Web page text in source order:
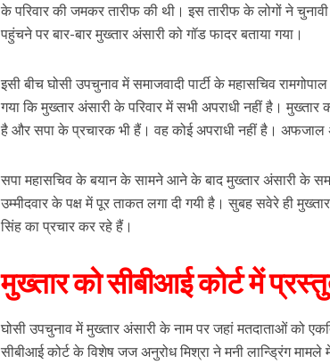
के परिवार की जमकर तारीफ की थी। इस तारीफ के लोगों ने
पहुंचने पर बार-बार मुख्तार अंसारी को गॉड फादर बताया गया।
इसी बीच घोसी उपचुनाव में समाजवादी पार्टी के महासचिव
गया कि मुख्तार अंसारी के परिवार में सभी अपराधी नहीं है। मुख्तार
है और सपा के प्रचारक भी हैं। वह कोई अपराधी नहीं है। अफजाल
सपा महासचिव के बयान के सामने आने के बाद मुख्तार अंसारी के
उम्मीदवार के पक्ष में पूर ताकत लगा दी गयी है। सुबह सवेरे ही
सिंह का प्रचार कर रहे हैं।
मुख्तार को सीबीआई कोर्ट में
घोसी उपचुनाव में मुख्तार अंसारी के नाम पर जहां मतदाताओं को
सीबीआई कोर्ट के विशेष जज अनुरोध मिश्रा ने मनी लान्ड्रिंग